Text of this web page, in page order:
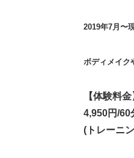
2019年7月〜
ボディメイク
【体験料金
4,950円/60
(トレーニ